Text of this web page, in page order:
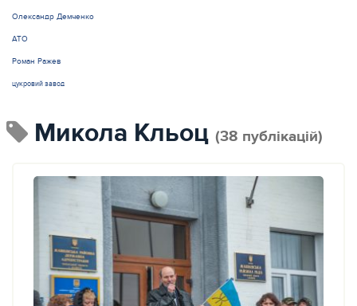
Олександр Демченко
АТО
Роман Ражев
цукровий завод
Микола Кльоц (38 публікацій)